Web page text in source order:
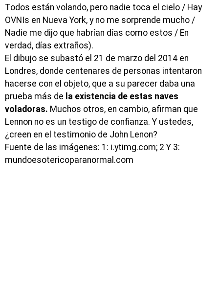
Todos están volando, pero nadie toca el cielo / Hay
OVNIs en Nueva York, y no me sorprende mucho /
Nadie me dijo que habrían días como estos / En
verdad, días extraños).
El dibujo se subastó el 21 de marzo del 2014 en
Londres, donde centenares de personas intentaron
hacerse con el objeto, que a su parecer daba una
prueba más de la existencia de estas naves
voladoras. Muchos otros, en cambio, afirman que
Lennon no es un testigo de confianza. Y ustedes,
¿creen en el testimonio de John Lenon?
Fuente de las imágenes: 1: i.ytimg.com; 2 Y 3:
mundoesotericoparanormal.com